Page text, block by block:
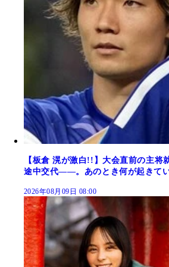
【板倉 滉が激白!!】大会直前の主将
途中交代――。あのとき何が起きて
2026年08月09日 08:00